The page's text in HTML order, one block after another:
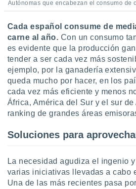
Autónomas que encabezan el consumo de
Cada español consume de
carne al año. Con un consumo
es evidente que la producción
tender a ser cada vez más
ejemplo, por la ganadería
queda mucho por hacer, en los
cada vez más eficiente y menos
África, América del Sur y el sur de
ranking de grandes áreas
Soluciones para
La necesidad agudiza el ingenio
varias iniciativas llevadas a cabo
Una de las más recientes pasa